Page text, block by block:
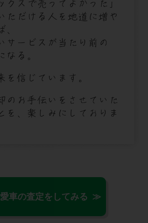
愛車の査定をしてみる ≫